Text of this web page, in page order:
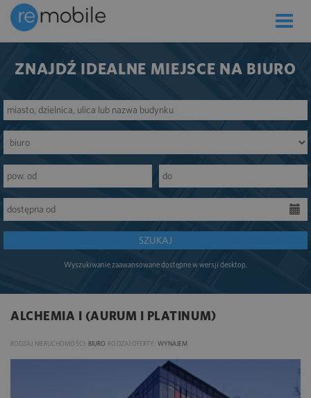
Toggle
ZNAJDŹ IDEALNE MIEJSCE NA BIURO
SZUKAJ
Wyszukiwanie zaawansowane dostępne w wersji desktop.
ALCHEMIA I (AURUM I PLATINUM)
RODZAJ NIERUCHOMOŚCI: BIURO RODZAJ OFERTY: WYNAJEM